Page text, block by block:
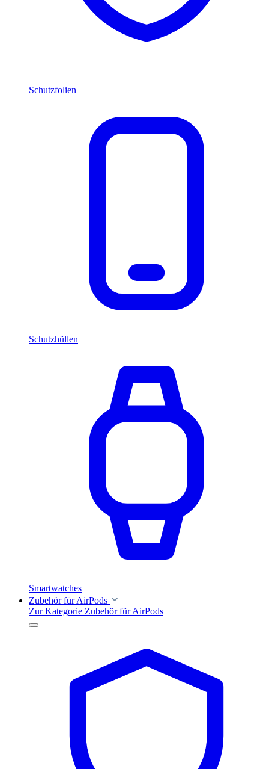
Schutzfolien
Schutzhüllen
Smartwatches
Zubehör für AirPods
Zur Kategorie Zubehör für AirPods